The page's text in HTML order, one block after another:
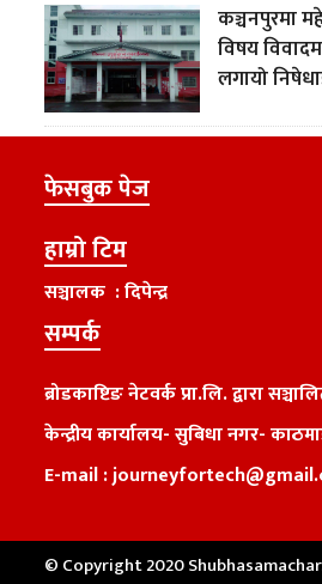
कञ्चनपुरमा
विषय
लगायो
फेसबुक पेज
हाम्रो टिम
सञ्चालक : दिपेन्द्र
सम्पर्क
ब्रोडकाष्टिङ नेटवर्क प्रा.लि. द्वारा
केन्द्रीय कार्यालय-सुबिधा नगर-
E-mail :
© Copyright 2020